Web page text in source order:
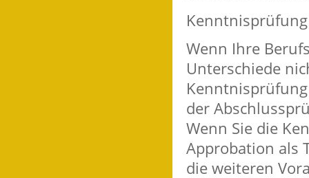
Kenntnisprüfung
Wenn Ihre
Unterschiede
der
Wenn Sie die
Approbation als
die weiteren